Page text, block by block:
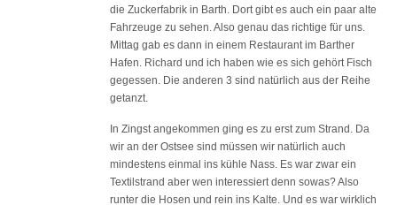
die Zuckerfabrik in Barth. Dort gibt es auch ein paar alte
Fahrzeuge zu sehen. Also genau das richtige für uns.
Mittag gab es dann in einem Restaurant im Barther
Hafen. Richard und ich haben wie es sich gehört Fisch
gegessen. Die anderen 3 sind natürlich aus der Reihe
getanzt.
In Zingst angekommen ging es zu erst zum Strand. Da
wir an der Ostsee sind müssen wir natürlich auch
mindestens einmal ins kühle Nass. Es war zwar ein
Textilstrand aber wen interessiert denn sowas? Also
runter die Hosen und rein ins Kalte. Und es war wirklich